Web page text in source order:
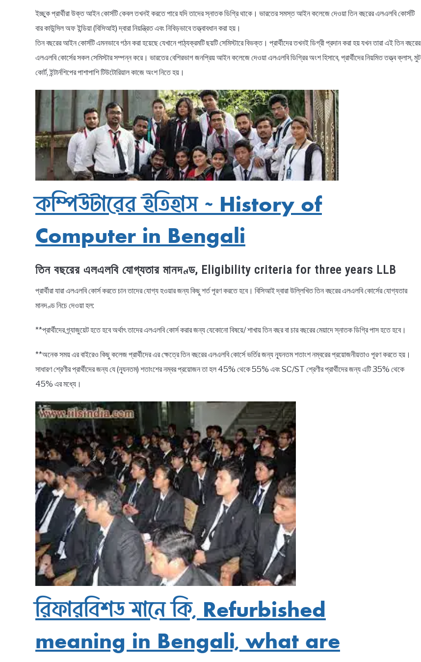
ইচ্ছুক প্রার্থীরা উক্ত আইন কোর্সটি কেবল তখনই করতে পারে যদি তাদের স্নাতক ডিগ্রি থাকে। ভারতের সমস্ত আইন কলেজে দেওয়া তিন বছরের এলএলবি কোর্সটি
বার কাউন্সিল অফ ইন্ডিয়া (বিসিআই) দ্বারা নিয়ন্ত্রিত এবং নিবিড়ভাবে তত্ত্বাবধান করা হয়।
তিন বছরের আইন কোর্সটি এমনভাবে গঠন করা হয়েছে যেখানে পাঠ্যক্রমটি ছয়টি সেমিস্টারে বিভক্ত। প্রার্থীদের তখনই ডিগ্রী প্রদান করা হয় যখন তারা এই তিন বছরের
এলএলবি কোর্সের সকল সেমিস্টার সম্পন্ন করে। ভারতের বেশিরভাগ জনপ্রিয় আইন কলেজে দেওয়া এলএলবি ডিগ্রির অংশ হিসাবে, প্রার্থীদের নিয়মিত তত্ত্ব ক্লাস, মুট
কোর্ট, ইন্টার্নশিপের পাশাপাশি টিউটোরিয়াল কাজে অংশ নিতে হয়।
কম্পিউটারের ইতিহাস ~ History of
Computer in Bengali
তিন বছরের এলএলবি যোগ্যতার মানদণ্ড, Eligibility criteria for three years LLB
প্রার্থীরা যারা এলএলবি কোর্স করতে চান তাদের যোগ্য হওয়ার জন্য কিছু শর্ত পূরণ করতে হবে। বিসিআই দ্বারা উল্লিখিত তিন বছরের এলএলবি কোর্সের যোগ্যতার
মানদণ্ড নিচে দেওয়া হল:
**প্রার্থীদের গ্র্যাজুয়েট হতে হবে অর্থাৎ তাদের এলএলবি কোর্স করার জন্য যেকোনো বিষয়ে/ শাখায় তিন বছর বা চার বছরের মেয়াদে স্নাতক ডিগ্রি পাস হতে হবে।
**অনেক সময় এর বাইরেও কিছু কলেজ প্রার্থীদের এর ক্ষেত্রে তিন বছরের এলএলবি কোর্সে ভর্তির জন্য ন্যূনতম শতাংশ নম্বরের প্রয়োজনীয়তাও পূরণ করতে হয়।
সাধারণ শ্রেণীর প্রার্থীদের জন্য যে (ন্যূনতম) শতাংশের নম্বর প্রয়োজন তা হল 45% থেকে 55% এবং SC/ST শ্রেণীর প্রার্থীদের জন্য এটি 35% থেকে
45% এর মধ্যে।
রিফারবিশড মানে কি, Refurbished
meaning in Bengali, what are